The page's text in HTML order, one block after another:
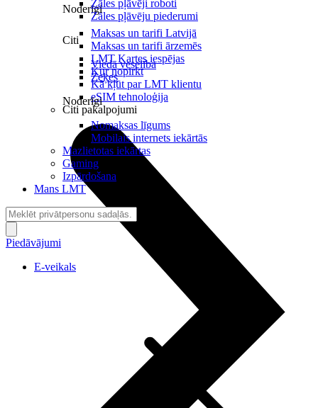
Noderīgi
Maksas un tarifi Latvijā
Maksas un tarifi ārzemēs
LMT Kartes iespējas
Kur nopirkt
Kā kļūt par LMT klientu
eSIM tehnoloģija
Citi pakalpojumi
Zāles pļāvēji roboti
Zāles pļāvēju piederumi
Citi
Viedā veselība
Zeķes
Noderīgi
Nomaksas līgums
Mobilais internets iekārtās
Mazlietotas iekārtas
Gaming
Izpārdošana
Mans LMT
Piedāvājumi
E-veikals